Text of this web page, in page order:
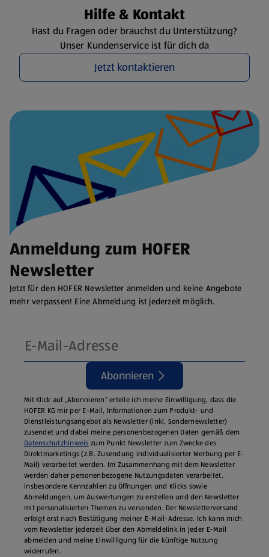
Hilfe & Kontakt
Hast du Fragen oder brauchst du Unterstützung?
Unser Kundenservice ist für dich da
Jetzt kontaktieren
Anmeldung zum HOFER
Newsletter
Jetzt für den HOFER Newsletter anmelden und keine Angebote
mehr verpassen! Eine Abmeldung ist jederzeit möglich.
Abonnieren
Mit Klick auf „Abonnieren“ erteile ich meine Einwilligung, dass die
HOFER KG mir per E-Mail, Informationen zum Produkt- und
Dienstleistungsangebot als Newsletter (inkl. Sondernewsletter)
zusendet und dabei meine personenbezogenen Daten gemäß dem
Datenschutzhinweis zum Punkt Newsletter zum Zwecke des
Direktmarketings (z.B. Zusendung individualisierter Werbung per E-
Mail) verarbeitet werden. Im Zusammenhang mit dem Newsletter
werden daher personenbezogene Nutzungsdaten verarbeitet,
insbesondere Kennzahlen zu Öffnungen und Klicks sowie
Abmeldungen, um Auswertungen zu erstellen und den Newsletter
mit personalisierten Themen zu versenden. Der Newsletterversand
erfolgt erst nach Bestätigung meiner E-Mail-Adresse. Ich kann mich
vom Newsletter jederzeit über den Abmeldelink in jeder E‑Mail
abmelden und meine Einwilligung für die künftige Nutzung
widerrufen.